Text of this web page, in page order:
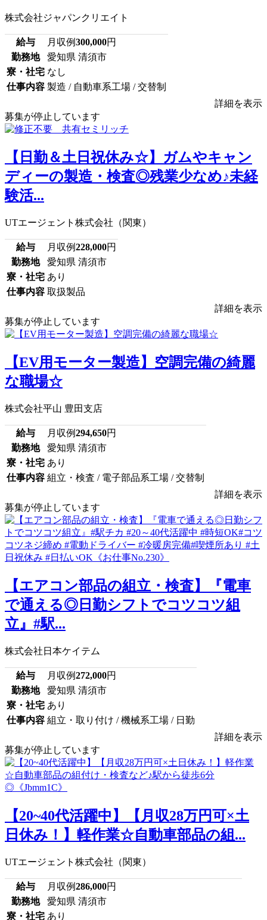
株式会社ジャパンクリエイト
給与 月収例300,000円
勤務地
愛知県 清須市
寮・社宅 なし
仕事内容 製造 / 自動車系工場 / 交替制
詳細を表示
募集が停止しています
【日勤＆土日祝休み☆】ガムやキャン
ディーの製造・検査◎残業少なめ♪未経
験活...
UTエージェント株式会社（関東）
給与 月収例228,000円
勤務地
愛知県 清須市
寮・社宅 あり
仕事内容 取扱製品
詳細を表示
募集が停止しています
【EV用モーター製造】空調完備の綺麗
な職場☆
株式会社平山 豊田支店
給与 月収例294,650円
勤務地
愛知県 清須市
寮・社宅 あり
仕事内容 組立・検査 / 電子部品系工場 / 交替制
詳細を表示
募集が停止しています
【エアコン部品の組立・検査】『電車
で通える◎日勤シフトでコツコツ組
立』#駅...
株式会社日本ケイテム
給与 月収例272,000円
勤務地
愛知県 清須市
寮・社宅 あり
仕事内容 組立・取り付け / 機械系工場 / 日勤
詳細を表示
募集が停止しています
【20~40代活躍中】【月収28万円可×土
日休み！】軽作業☆自動車部品の組...
UTエージェント株式会社（関東）
給与 月収例286,000円
勤務地
愛知県 清須市
寮・社宅 あり